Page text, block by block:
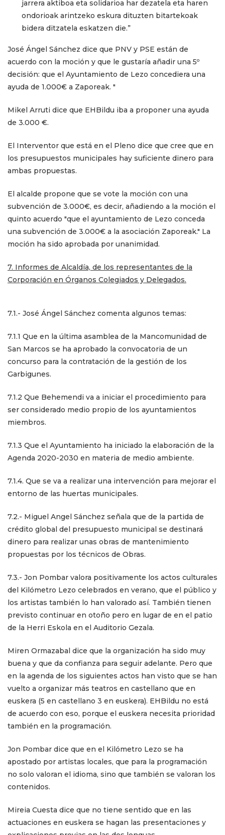
jarrera aktiboa eta solidarioa har dezatela eta haren
ondorioak arintzeko eskura dituzten bitartekoak
bidera ditzatela eskatzen die.”
José Ángel Sánchez dice que PNV y PSE están de
acuerdo con la moción y que le gustaría añadir una 5º
decisión: que el Ayuntamiento de Lezo concediera una
ayuda de 1.000€ a Zaporeak. "
Mikel Arruti dice que EHBildu iba a proponer una ayuda
de 3.000 €.
El Interventor que está en el Pleno dice que cree que en
los presupuestos municipales hay suficiente dinero para
ambas propuestas.
El alcalde propone que se vote la moción con una
subvención de 3.000€, es decir, añadiendo a la moción el
quinto acuerdo "que el ayuntamiento de Lezo conceda
una subvención de 3.000€ a la asociación Zaporeak." La
moción ha sido aprobada por unanimidad.
7. Informes de Alcaldía, de los representantes de la
Corporación en Órganos Colegiados y Delegados.
7.1.- José Ángel Sánchez comenta algunos temas:
7.1.1 Que en la última asamblea de la Mancomunidad de
San Marcos se ha aprobado la convocatoria de un
concurso para la contratación de la gestión de los
Garbigunes.
7.1.2 Que Behemendi va a iniciar el procedimiento para
ser considerado medio propio de los ayuntamientos
miembros.
7.1.3 Que el Ayuntamiento ha iniciado la elaboración de la
Agenda 2020-2030 en materia de medio ambiente.
7.1.4. Que se va a realizar una intervención para mejorar el
entorno de las huertas municipales.
7.2.- Miguel Angel Sánchez señala que de la partida de
crédito global del presupuesto municipal se destinará
dinero para realizar unas obras de mantenimiento
propuestas por los técnicos de Obras.
7.3.- Jon Pombar valora positivamente los actos culturales
del Kilómetro Lezo celebrados en verano, que el público y
los artistas también lo han valorado así. También tienen
previsto continuar en otoño pero en lugar de en el patio
de la Herri Eskola en el Auditorio Gezala.
Miren Ormazabal dice que la organización ha sido muy
buena y que da confianza para seguir adelante. Pero que
en la agenda de los siguientes actos han visto que se han
vuelto a organizar más teatros en castellano que en
euskera (5 en castellano 3 en euskera). EHBildu no está
de acuerdo con eso, porque el euskera necesita prioridad
también en la programación.
Jon Pombar dice que en el Kilómetro Lezo se ha
apostado por artistas locales, que para la programación
no solo valoran el idioma, sino que también se valoran los
contenidos.
Mireia Cuesta dice que no tiene sentido que en las
actuaciones en euskera se hagan las presentaciones y